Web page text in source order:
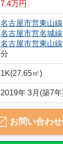
7.4万円
名古屋市営東山線
名古屋市営名城線
名古屋市営東山線
分
1K(27.65㎡)
2019年 3月(築7年
お問い合わ